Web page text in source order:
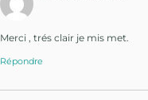
Merci , trés clair je mis met.
Répondre